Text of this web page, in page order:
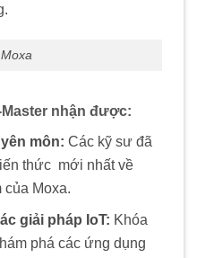
nhận được:
môn: Các kỹ sư đã
thức. mới nhất về
của Moxa.
giải pháp IoT: Khóa
phá các ứng dụng